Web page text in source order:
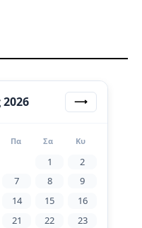
⟶
Πα Σα Κυ
1
2
7 8
9
14 15
16
21 22
23